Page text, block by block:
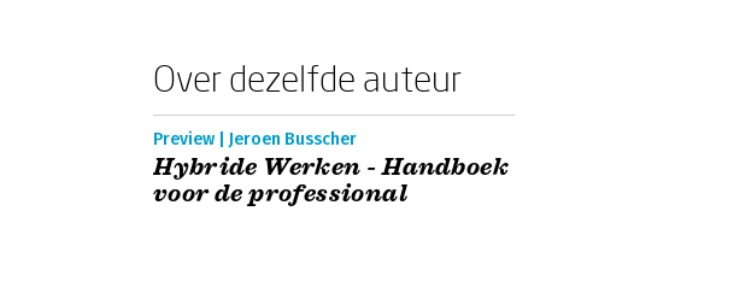
Over dezelfde auteur
Preview | Jeroen Busscher
Hybride Werken - Handboek
voor de professional